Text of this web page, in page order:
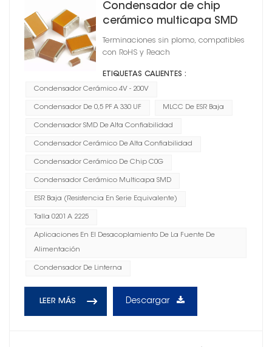
Condensador de chip
cerámico multicapa SMD
Terminaciones sin plomo, compatibles
con RoHS y Reach
ETIQUETAS CALIENTES :
Condensador Cerámico 4V - 200V
Condensador De 0,5 PF A 330 UF MLCC De ESR Baja
Condensador SMD De Alta Confiabilidad
Condensador Cerámico De Alta Confiabilidad
Condensador Cerámico De Chip C0G
Condensador Cerámico Multicapa SMD
ESR Baja (resistencia En Serie Equivalente)
Talla 0201 A 2225
Aplicaciones En El Desacoplamiento De La Fuente De
Alimentación
Condensador De Linterna
LEER MÁS Descargar